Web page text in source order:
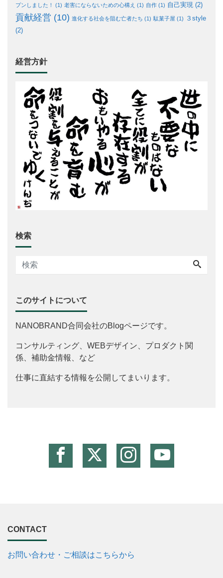
プンしました！
(1) 老害にならないための心構え (1) 自作 (1) 自己実現 (2)
貢献経営 (10) 進化する社会を阻む亡者たち (1) 駄菓子屋 (1)
３style
(2)
経営方針
検索
このサイトについて
NANOBRAND合同会社のBlogページです。
コンサルティング、WEBデザイン、プロダクト関
係、補助金情報、など
仕事に直結する情報を公開してまいります。
CONTACT
お問い合わせ・ご相談はこちらから